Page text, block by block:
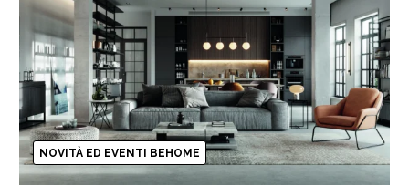
NOVITÀ ED EVENTI BEHOME